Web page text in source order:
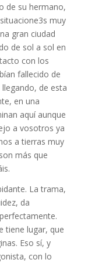
de su hermano,
muy
gran ciudad
de sol a sol en
con los
fallecido de
de esta
en una
aquí aunque
a vosotros ya
a tierras muy
más que
La trama,
da
tiene lugar, que
Eso sí, y
con lo